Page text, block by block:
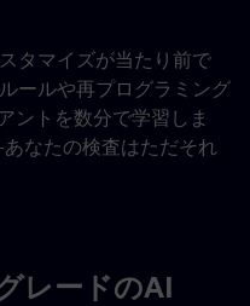
タマイズが当たり前で
ールや再プログラミング
ントを数分で学習しま
なたの検査はただそれ
レードのAI